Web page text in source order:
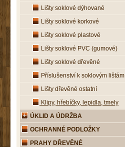
Lišty soklové dýhované
Lišty soklové korkové
Lišty soklové plastové
Lišty soklové PVC (gumové)
Lišty soklové dřevěné
Příslušenství k soklovým lištám
Lišty dřevěné ostatní
Klipy, hřebíčky, lepidla, tmely
ÚKLID A ÚDRŽBA
OCHRANNÉ PODLOŽKY
PRAHY DŘEVĚNÉ